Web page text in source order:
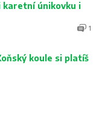
karetní únikovku i
1
koule si platíš